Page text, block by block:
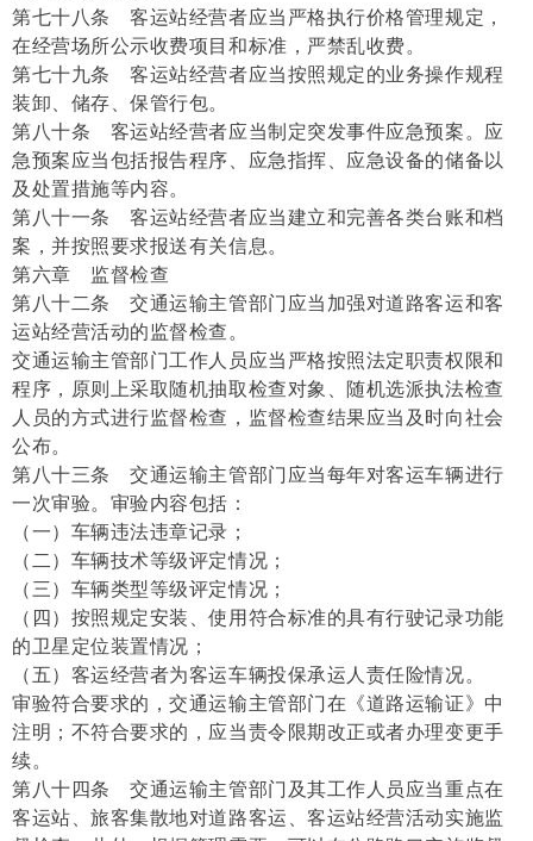
第七十八条 客运站经营者应当严格执行价格管理规定，
在经营场所公示收费项目和标准，严禁乱收费。
第七十九条 客运站经营者应当按照规定的业务操作规程
装卸、储存、保管行包。
第八十条 客运站经营者应当制定突发事件应急预案。应
急预案应当包括报告程序、应急指挥、应急设备的储备以
及处置措施等内容。
第八十一条 客运站经营者应当建立和完善各类台账和档
案，并按照要求报送有关信息。
第六章 监督检查
第八十二条 交通运输主管部门应当加强对道路客运和客
运站经营活动的监督检查。
交通运输主管部门工作人员应当严格按照法定职责权限和
程序，原则上采取随机抽取检查对象、随机选派执法检查
人员的方式进行监督检查，监督检查结果应当及时向社会
公布。
第八十三条 交通运输主管部门应当每年对客运车辆进行
一次审验。审验内容包括：
（一）车辆违法违章记录；
（二）车辆技术等级评定情况；
（三）车辆类型等级评定情况；
（四）按照规定安装、使用符合标准的具有行驶记录功能
的卫星定位装置情况；
（五）客运经营者为客运车辆投保承运人责任险情况。
审验符合要求的，交通运输主管部门在《道路运输证》中
注明；不符合要求的，应当责令限期改正或者办理变更手
续。
第八十四条 交通运输主管部门及其工作人员应当重点在
客运站、旅客集散地对道路客运、客运站经营活动实施监